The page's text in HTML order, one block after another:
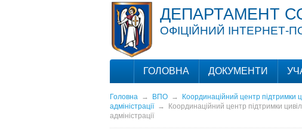
ДЕПАРТАМЕНТ
ОФІЦІЙНИЙ ІНТЕРНЕТ-
ГОЛОВНА ДОКУМЕНТИ
Головна→ ВПО→
Координаційний центр підтримки
адміністрації→
Координаційний центр підтримки
адміністрації